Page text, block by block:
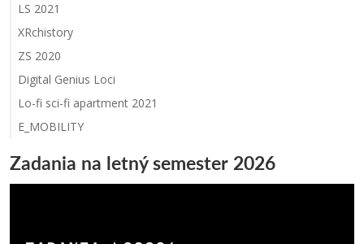
LS 2021
XRchistory
ZS 2020
Digital Genius Loci
Lo-fi sci-fi apartment 2021
E_MOBILITY
Zadania na letný semester 2026